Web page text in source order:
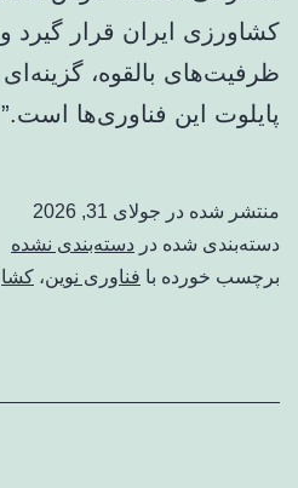
کشاورزی ایران قرار گیرد
ظرفیت‌های بالقوه،
پایلوت این فناوری‌ها است.”
منتشر شده در جولای 31, 2026
دسته‌بندی شده در دسته‌بندی نشده
برچسب خورده با فناوری نوین،